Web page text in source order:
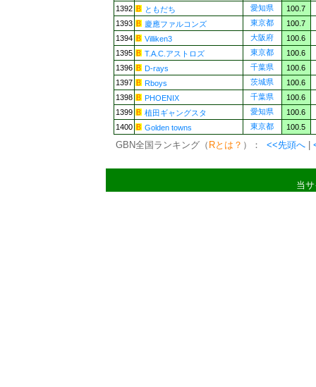
1392
ともだち 愛知県
100.7
1393
慶應ファルコンズ 東京都
100.7
1394
Villiken3 大阪府
100.6
1395
T.A.C.アストロズ 東京都
100.6
1396
D-rays 千葉県
100.6
1397
Rboys 茨城県
100.6
1398
PHOENIX 千葉県
100.6
1399
植田ギャングスタ 愛知県
100.6
1400
Golden towns 東京都 100.5
GBN全国ランキング（ Rとは？ ）： <<先頭へ
当